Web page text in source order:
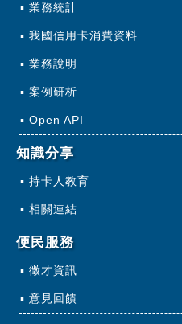
業務統計
我國信用卡消費資料
業務說明
案例研析
Open API
知識分享
持卡人教育
相關連結
便民服務
徵才資訊
意見回饋